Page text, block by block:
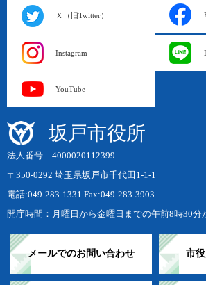
Ｘ（旧Twitter）
Instagram
YouTube
坂戸市役所
法人番号 4000020112399
〒350-0292 埼玉県坂戸市千代田1-1-1
電話:049-283-1331 Fax:049-283-3903
開庁時間：月曜日から金曜日までの午前8時30分
メールでのお問い合わせ 市